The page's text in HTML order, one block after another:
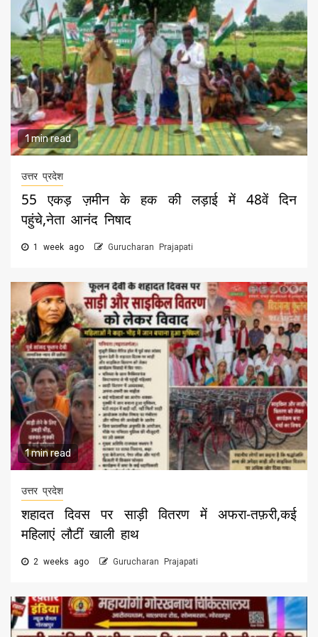
1 min read
उत्तर प्रदेश
55 एकड़ ज़मीन के हक की लड़ाई में 48वें दिन
पहुंचे,नेता आनंद निषाद
1 week ago Gurucharan Prajapati
1 min read
उत्तर प्रदेश
शहादत दिवस पर साड़ी वितरण में अफरा-तफ़री,कई
महिलाएं लौटीं खाली हाथ
2 weeks ago Gurucharan Prajapati